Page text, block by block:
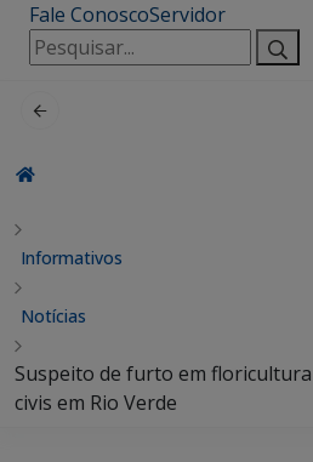
Fale ConoscoServidor
Pesquisar
por:
Informativos
Notícias
Suspeito de furto em
civis em Rio Verde